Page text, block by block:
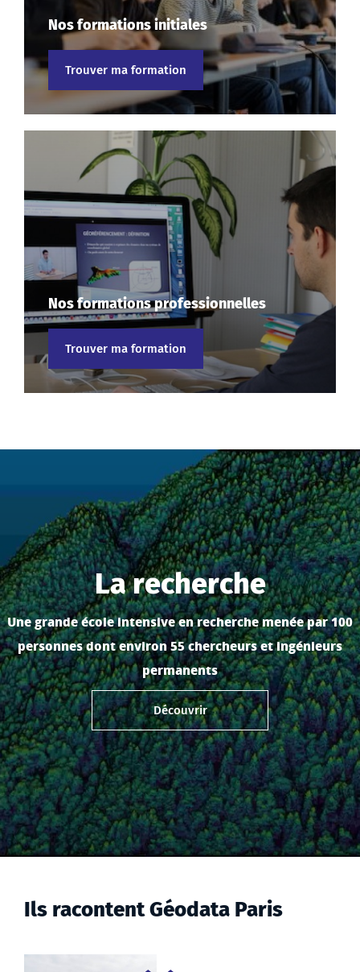
Nos formations initiales
Trouver ma formation
Nos formations professionnelles
Trouver ma formation
La recherche
Une grande école intensive en recherche menée par 100
personnes dont environ 55 chercheurs et ingénieurs
permanents
Découvrir
Ils racontent Géodata Paris